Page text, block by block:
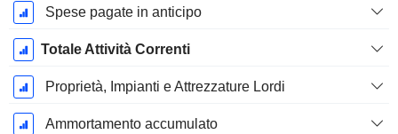
Spese pagate in anticipo
Totale Attività Correnti
Proprietà, Impianti e Attrezzature Lordi
Ammortamento accumulato